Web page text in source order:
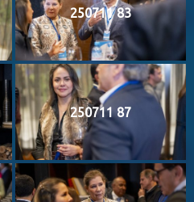
250711 83
250711 87